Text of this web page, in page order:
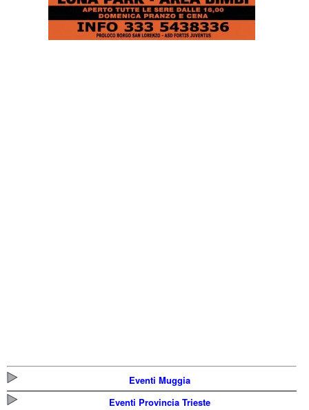
Eventi Muggia
Eventi Provincia Trieste